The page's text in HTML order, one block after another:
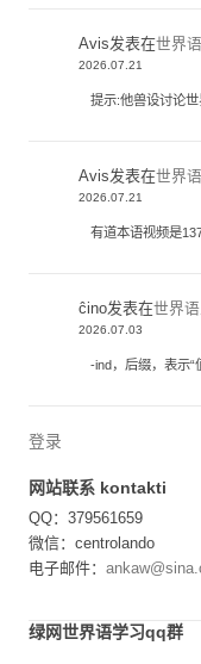
Avis发表在世界
2026.07.21
提示:他兽设讨论
Avis发表在世界
2026.07.21
有道本语视频是
ĉino发表在世界
2026.07.03
-ind，后缀，表示
登录
网站联系 kontakti
QQ：379561659
微信：centrolando
电子邮件：
绿网世界语学习qq群